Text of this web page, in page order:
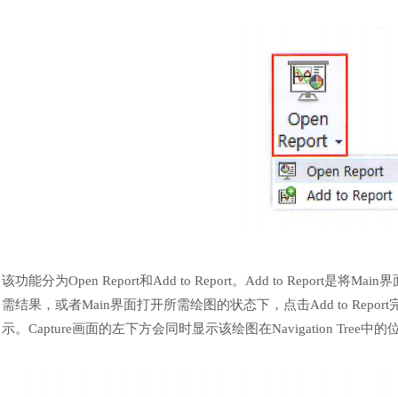
该功能分为Open Report和Add to Report。Add to Report是将Main
需结果，或者Main界面打开所需绘图的状态下，点击Add to Report
示。Capture画面的左下方会同时显示该绘图在Navigation Tree中的